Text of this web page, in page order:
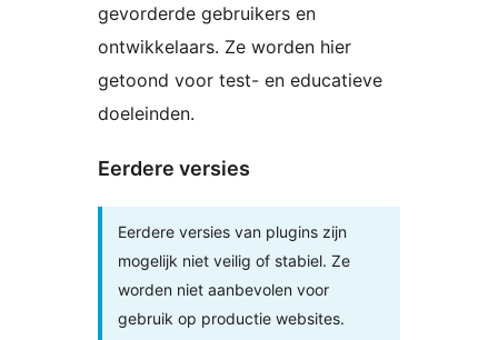
gevorderde gebruikers en
ontwikkelaars. Ze worden hier
getoond voor test- en educatieve
doeleinden.
Eerdere versies
Eerdere versies van plugins zijn
mogelijk niet veilig of stabiel. Ze
worden niet aanbevolen voor
gebruik op productie websites.